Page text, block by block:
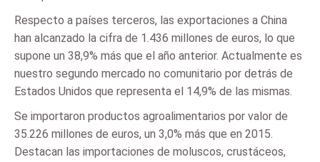
Respecto a países terceros, las exportaciones a China
han alcanzado la cifra de 1.436 millones de euros, lo que
supone un 38,9% más que el año anterior. Actualmente es
nuestro segundo mercado no comunitario por detrás de
Estados Unidos que representa el 14,9% de las mismas.
Se importaron productos agroalimentarios por valor de
35.226 millones de euros, un 3,0% más que en 2015.
Destacan las importaciones de moluscos, crustáceos,